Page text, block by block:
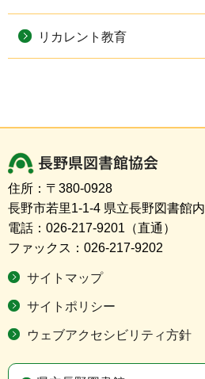
リカレント教育
住所：〒380-0928
長野市若里1-1-4 県立長野図書館内
電話：026-217-9201（直通）
ファックス：026-217-9202
サイトマップ
サイトポリシー
ウェブアクセシビリティ方針